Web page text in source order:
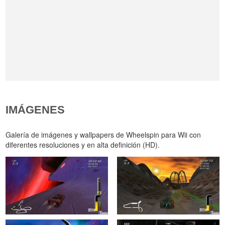
IMÁGENES
Galería de imágenes y wallpapers de Wheelspin para Wii con
diferentes resoluciones y en alta definición (HD).